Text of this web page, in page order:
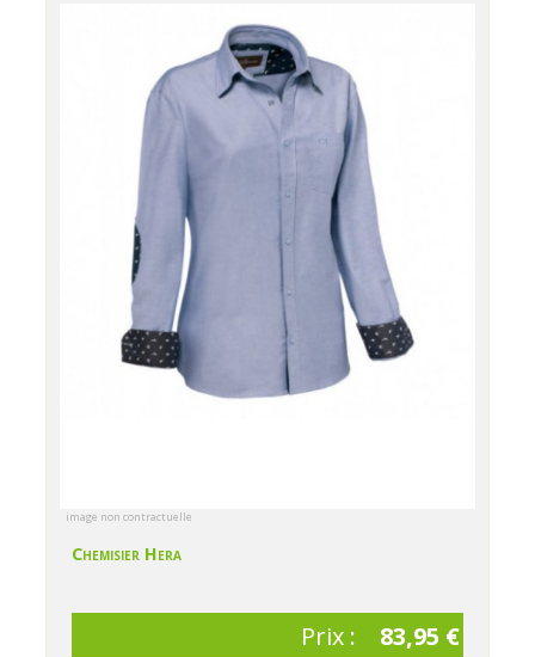
image non contractuelle
Chemisier Hera
Prix : 83,95 €